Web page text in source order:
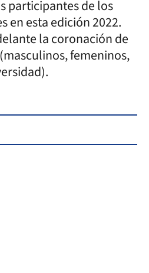
participantes de los
en esta edición 2022.
la coronación de
femeninos,